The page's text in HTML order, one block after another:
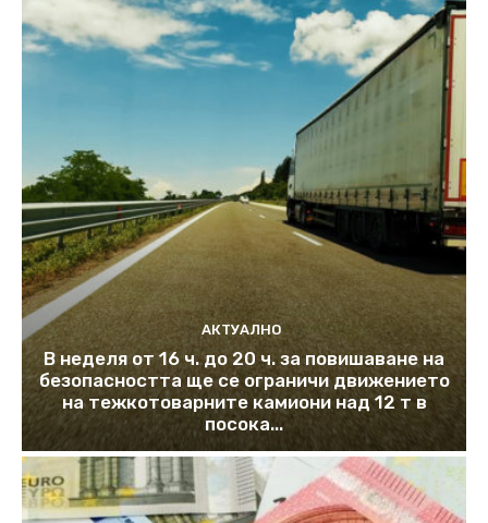
АКТУАЛНО
В неделя от 16 ч. до 20 ч. за повишаване на
безопасността ще се ограничи движението
на тежкотоварните камиони над 12 т в
посока...